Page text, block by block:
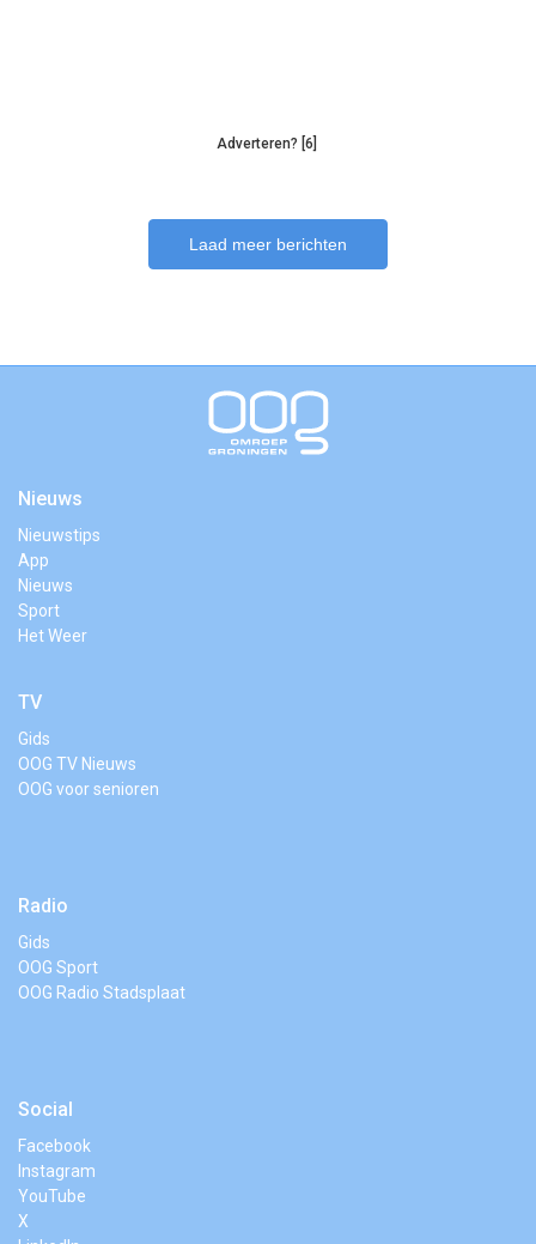
Adverteren? [6]
Laad meer berichten
Nieuws
Nieuwstips
App
Nieuws
Sport
Het Weer
TV
Gids
OOG TV Nieuws
OOG voor senioren
Radio
Gids
OOG Sport
OOG Radio Stadsplaat
Social
Facebook
Instagram
YouTube
X